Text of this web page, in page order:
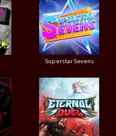
Superstar Sevens